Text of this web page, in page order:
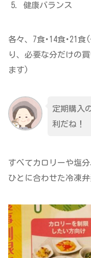
健康バランス
各々、7食･14食･21
り、必要な分だけの
ます)
定期購入
利だね！
すべてカロリーや塩
ひとに合わせた冷凍弁